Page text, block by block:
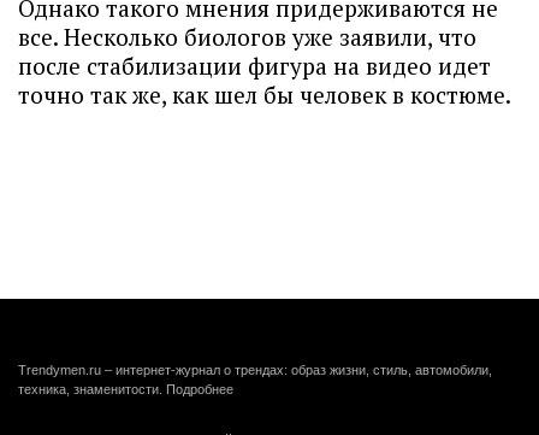
Однако такого мнения придерживаются не
все. Несколько биологов уже заявили, что
после стабилизации фигура на видео идет
точно так же, как шел бы человек в костюме.
Trendymen.ru – интернет-журнал о трендах: образ жизни, стиль, автомобили,
техника, знаменитости. Подробнее